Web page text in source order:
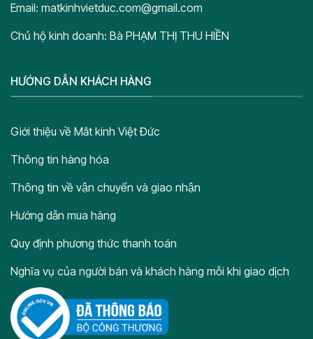
Email: matkinhvietduc.com@gmail.com
Chủ hộ kinh doanh: Bà PHẠM THỊ THU HIỀN
HƯỚNG DẪN KHÁCH HÀNG
Giới thiệu về Mắt kính Việt Đức
Thông tin hàng hóa
Thông tin về vận chuyển và giao nhận
Hướng dẫn mua hàng
Quy định phương thức thanh toán
Nghĩa vụ của người bán và khách hàng mỗi khi giao dịch